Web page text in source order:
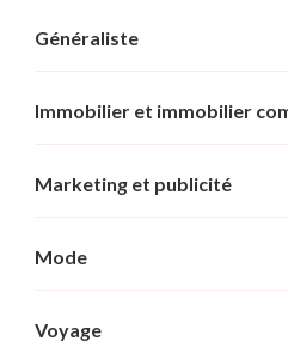
Généraliste
Immobilier et immobilier
Marketing et publicité
Mode
Voyage